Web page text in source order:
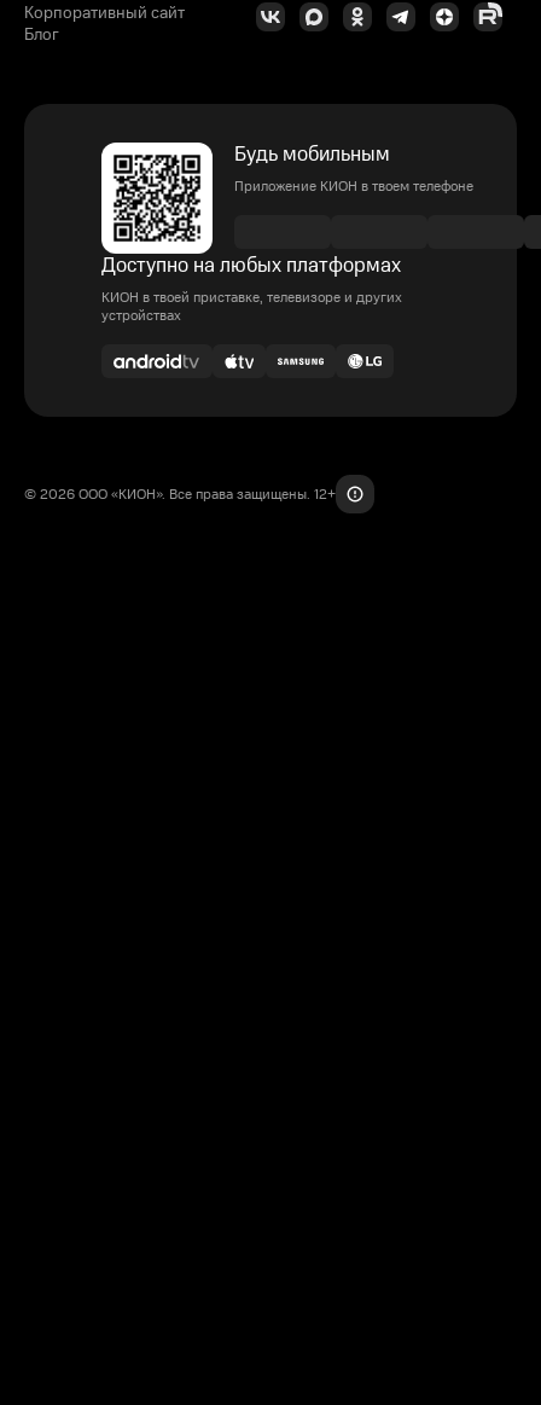
Корпоративный сайт
Блог
Будь мобильным
Приложение КИОН в твоем телефоне
Доступно на любых платформах
КИОН в твоей приставке, телевизоре и других
устройствах
© 2026 ООО «КИОН». Все права защищены. 12+